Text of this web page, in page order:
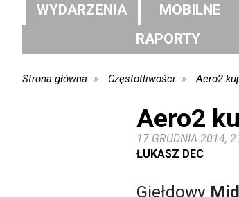
WYDARZENIA MOBILNE
RAPORTY
Strona główna Częstotliwości Aero2
Aero2
17 GRUDNIA 2014,
ŁUKASZ DEC
Giełdowy